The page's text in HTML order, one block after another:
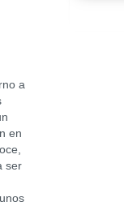
a
en
ser